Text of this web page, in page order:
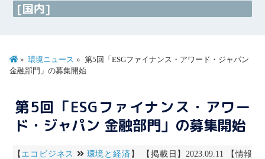
[国内]
環境ニュース
第5回「ESGファイナンス・アワード・ジャパン
金融部門」の募集開始
第5回「ESGファイナンス・アワー
ド・ジャパン 金融部門」の募集開始
【 エコビジネス 環境と経済 】 【掲載日】2023.09.11 【情報